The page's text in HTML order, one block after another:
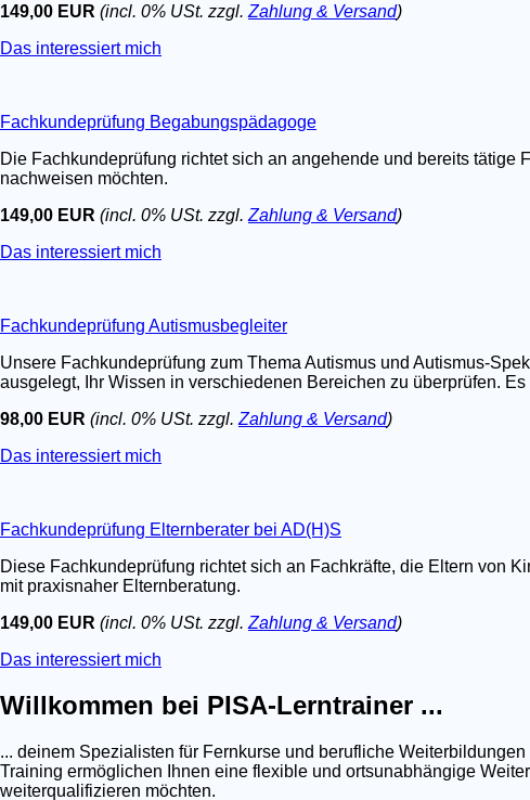
149,00 EUR (incl. 0% USt. zzgl. Zahlung & Versand)
Das interessiert mich
Fachkundeprüfung Begabungspädagoge
Die Fachkundeprüfung richtet sich an angehende und bereits
nachweisen möchten.
149,00 EUR (incl. 0% USt. zzgl. Zahlung & Versand)
Das interessiert mich
Fachkundeprüfung Autismusbegleiter
Unsere Fachkundeprüfung zum Thema Autismus und Autismus-
ausgelegt, Ihr Wissen in verschiedenen Bereichen zu überprüfen.
98,00 EUR (incl. 0% USt. zzgl. Zahlung & Versand)
Das interessiert mich
Fachkundeprüfung Elternberater bei AD(H)S
Diese Fachkundeprüfung richtet sich an Fachkräfte, die Eltern von
mit praxisnaher Elternberatung.
149,00 EUR (incl. 0% USt. zzgl. Zahlung & Versand)
Das interessiert mich
Willkommen bei PISA-Lerntrainer ...
... deinem Spezialisten für Fernkurse und berufliche
Training ermöglichen Ihnen eine flexible und ortsunabhängige
weiterqualifizieren möchten.